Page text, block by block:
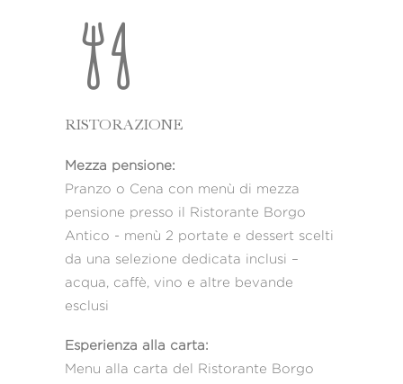
RISTORAZIONE
Mezza pensione:
Pranzo o Cena con menù di mezza
pensione presso il Ristorante Borgo
Antico - menù 2 portate e dessert scelti
da una selezione dedicata inclusi –
acqua, caffè, vino e altre bevande
esclusi
Esperienza alla carta:
Menu alla carta del Ristorante Borgo